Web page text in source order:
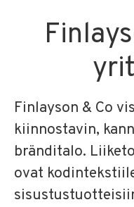
Finlayson & Co
kiinnostavin,
bränditalo.
ovat